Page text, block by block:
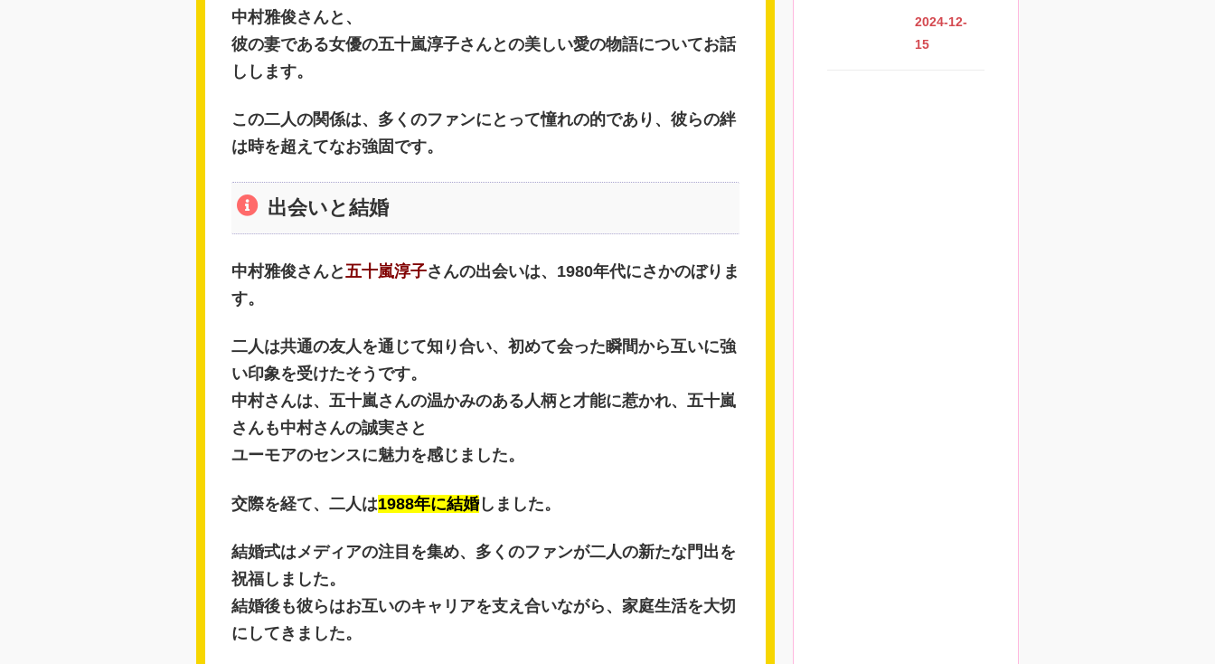
中村雅俊さんと、
彼の妻である女優の五十嵐淳子さんとの美しい愛の物語についてお話
しします。
この二人の関係は、多くのファンにとって憧れの的であり、彼らの絆
は時を超えてなお強固です。
出会いと結婚
中村雅俊さんと 五十嵐淳子さんの出会いは、1980年代にさかのぼりま
す。
二人は共通の友人を通じて知り合い、初めて会った瞬間から互いに強
い印象を受けたそうです。
中村さんは、五十嵐さんの温かみのある人柄と才能に惹かれ、五十嵐
さんも中村さんの誠実さと
ユーモアのセンスに魅力を感じました。
交際を経て、二人は1988年に結婚しました。
結婚式はメディアの注目を集め、多くのファンが二人の新たな門出を
祝福しました。
結婚後も彼らはお互いのキャリアを支え合いながら、家庭生活を大切
にしてきました。
2024-12-
15